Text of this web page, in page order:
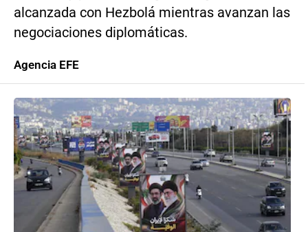
alcanzada con Hezbolá mientras avanzan las
negociaciones diplomáticas.
Agencia EFE